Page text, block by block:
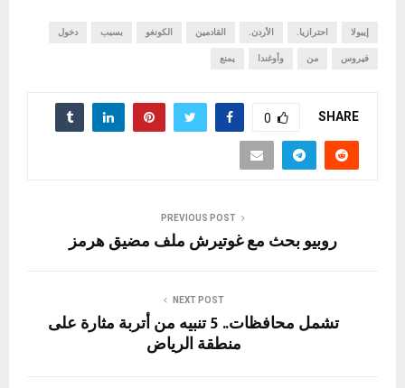
إيبولا احترازيا. الأردن. القادمين الكونغو بسبب دخول
فيروس من وأوغندا يمنع
SHARE
0
PREVIOUS POST
روبيو بحث مع غوتيرش ملف مضيق هرمز
NEXT POST
تشمل محافظات.. 5 تنبيه من أتربة مثارة على
منطقة الرياض